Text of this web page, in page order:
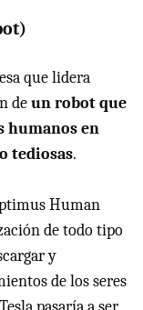
que lidera
deun robot que
humanos en
tediosas.
Human
de todo tipo
y
de los seres